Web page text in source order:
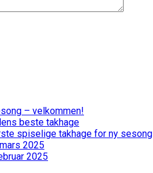
– velkommen!
beste takhage
spiselige takhage for ny sesong
2025
2025